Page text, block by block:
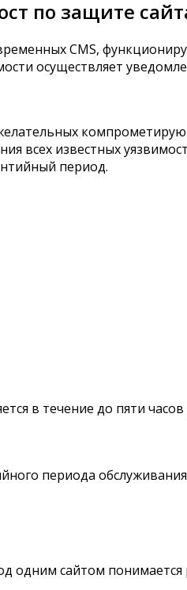
по защите
CMS,
осуществляет
всех известных
период.
в течение до пяти часов
периода
одним сайтом